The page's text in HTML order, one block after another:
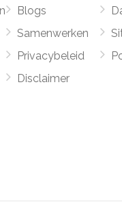
Blogs
Samenwerken
Privacybeleid
Disclaimer